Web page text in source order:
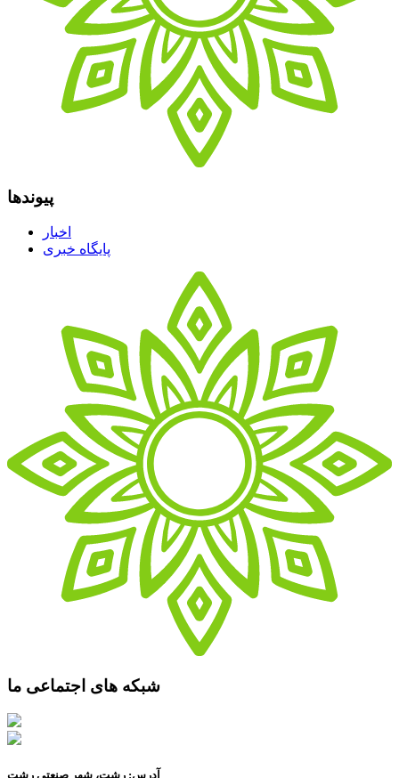
پیوندها
اخبار
پایگاه خبری
شبکه های اجتماعی ما
آدرس: رشت، شهر صنعتی رشت